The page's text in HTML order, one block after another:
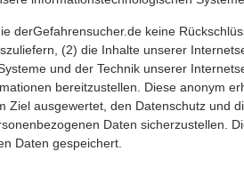
derGefahrensucher.de keine
(2) die Inhalte unserer
und der Technik unserer
bereitzustellen. Diese anonym
ausgewertet, den Datenschutz und
Daten sicherzustellen.
Daten gespeichert.